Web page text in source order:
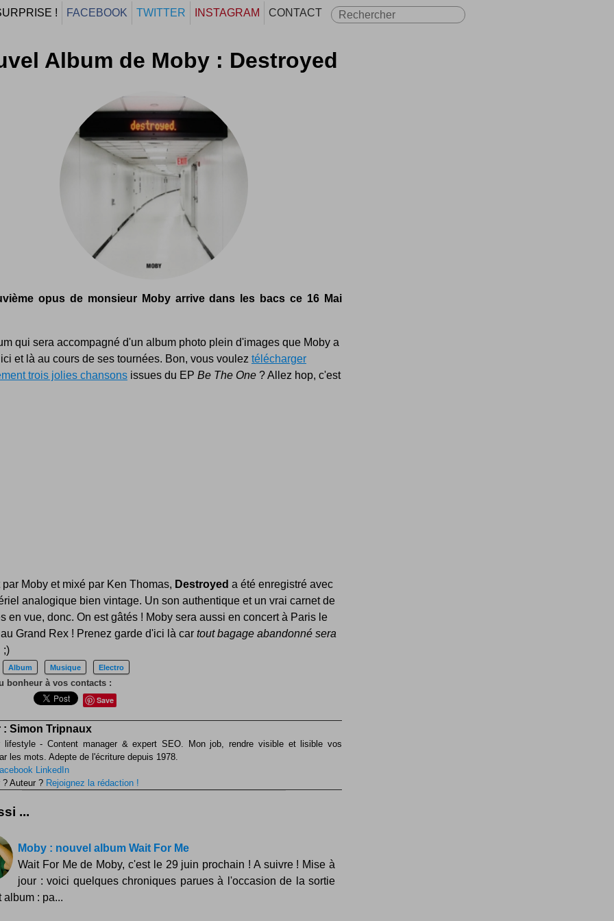
! FACEBOOK TWITTER INSTAGRAM CONTACT
Album de Moby : Destroyed
opus de monsieur Moby arrive dans les bacs ce 16 Mai
qui sera accompagné d'un album photo plein d'images que Moby a
et là au cours de ses tournées. Bon, vous voulez télécharger
trois jolies chansons issues du EP Be The One ? Allez hop, c'est
Moby et mixé par Ken Thomas, Destroyed a été enregistré avec
analogique bien vintage. Un son authentique et un vrai carnet de
en vue, donc. On est gâtés ! Moby sera aussi en concert à Paris le
Grand Rex ! Prenez garde d'ici là car tout bagage abandonné sera
;)
Album Musique Electro
bonheur à vos contacts :
Save
: Simon Tripnaux
lifestyle - Content manager & expert SEO. Mon job, rendre visible et lisible vos
les mots. Adepte de l'écriture depuis 1978.
LinkedIn
? Auteur ? Rejoignez la rédaction !
...
Moby : nouvel album Wait For Me
Wait For Me de Moby, c'est le 29 juin prochain ! A suivre ! Mise à
jour : voici quelques chroniques parues à l'occasion de la sortie
album : pa...